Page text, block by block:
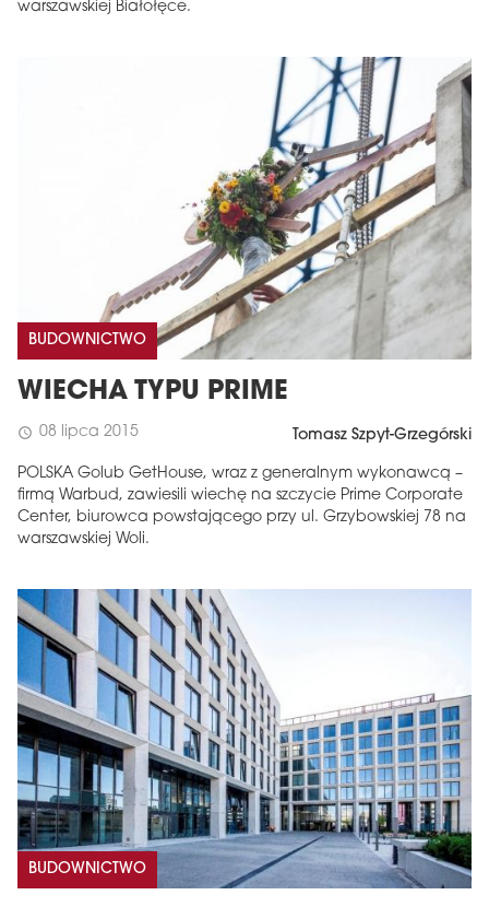
warszawskiej Białołęce.
BUDOWNICTWO
WIECHA TYPU PRIME
schedule 08 lipca 2015 Tomasz Szpyt-Grzegórski
POLSKA Golub GetHouse, wraz z generalnym wykonawcą –
firmą Warbud, zawiesili wiechę na szczycie Prime Corporate
Center, biurowca powstającego przy ul. Grzybowskiej 78 na
warszawskiej Woli.
BUDOWNICTWO